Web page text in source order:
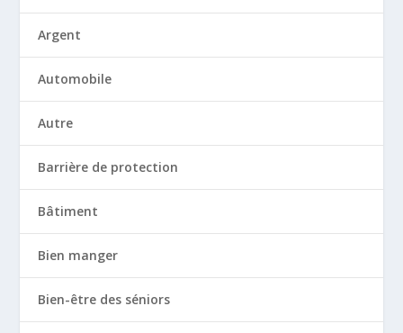
Argent
Automobile
Autre
Barrière de protection
Bâtiment
Bien manger
Bien-être des séniors